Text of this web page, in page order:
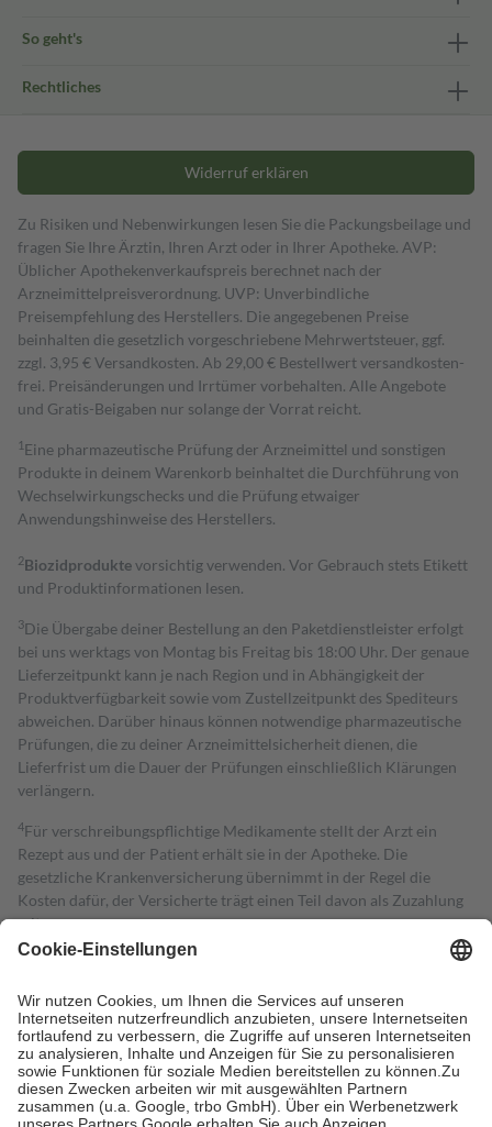
So geht's
Rechtliches
Widerruf erklären
Zu Risiken und Nebenwirkungen lesen Sie die Packungsbeilage und
fragen Sie Ihre Ärztin, Ihren Arzt oder in Ihrer Apotheke. AVP:
Üblicher Apothekenverkaufspreis berechnet nach der
Arzneimittelpreisverordnung. UVP: Unverbindliche
Preisempfehlung des Herstellers. Die angegebenen Preise
beinhalten die gesetzlich vorgeschriebene Mehrwertsteuer, ggf.
zzgl. 3,95 € Versandkosten. Ab 29,00 € Bestell­wert versand­kosten­
frei. Preisänderungen und Irrtümer vorbehalten. Alle Angebote
und Gratis-Beigaben nur solange der Vorrat reicht.
1 Eine pharmazeutische Prüfung der Arzneimittel und sonstigen
Produkte in deinem Warenkorb beinhaltet die Durchführung von
Wechselwirkungschecks und die Prüfung etwaiger
Anwendungshinweise des Herstellers.
2Biozidproduktevorsichtig verwenden. Vor Gebrauch stets Etikett
und Produktinformationen lesen.
3Die Übergabe deiner Bestellung an den Paketdienstleister erfolgt
bei uns werktags von Montag bis Freitag bis 18:00 Uhr. Der genaue
Lieferzeitpunkt kann je nach Region und in Abhängigkeit der
Produktverfügbarkeit sowie vom Zustellzeitpunkt des Spediteurs
abweichen. Darüber hinaus können notwendige pharmazeutische
Prüfungen, die zu deiner Arzneimittelsicherheit dienen, die
Lieferfrist um die Dauer der Prüfungen einschließlich Klärungen
verlängern.
4Für verschreibungspflichtige Medikamente stellt der Arzt ein
Rezept aus und der Patient erhält sie in der Apotheke. Die
gesetzliche Krankenversicherung übernimmt in der Regel die
Kosten dafür, der Versicherte trägt einen Teil davon als Zuzahlung
mit.
Grundsätzlich leisten Mitglieder Zuzahlungen in Höhe von zehn
höchstens zehn Euro.
Es sind jedoch nie mehr als die tatsächlichen
Kosten der Leistung zu entrichten.
Diese Regeln gelten grundsätzlich auch für Online-Apotheken.
Bei Heilmitteln und häuslicher Krankenpflege beträgt die
Zuzahlung zehn Prozent der Kosten sowie zehn Euro je
Verordnung.